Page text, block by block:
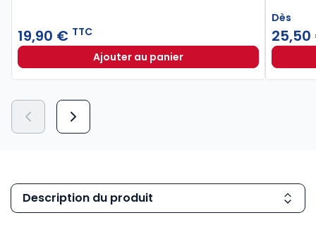
19,90 € TTC
Ajouter au panierLexique des termes juridiques
Dès
Description du produit